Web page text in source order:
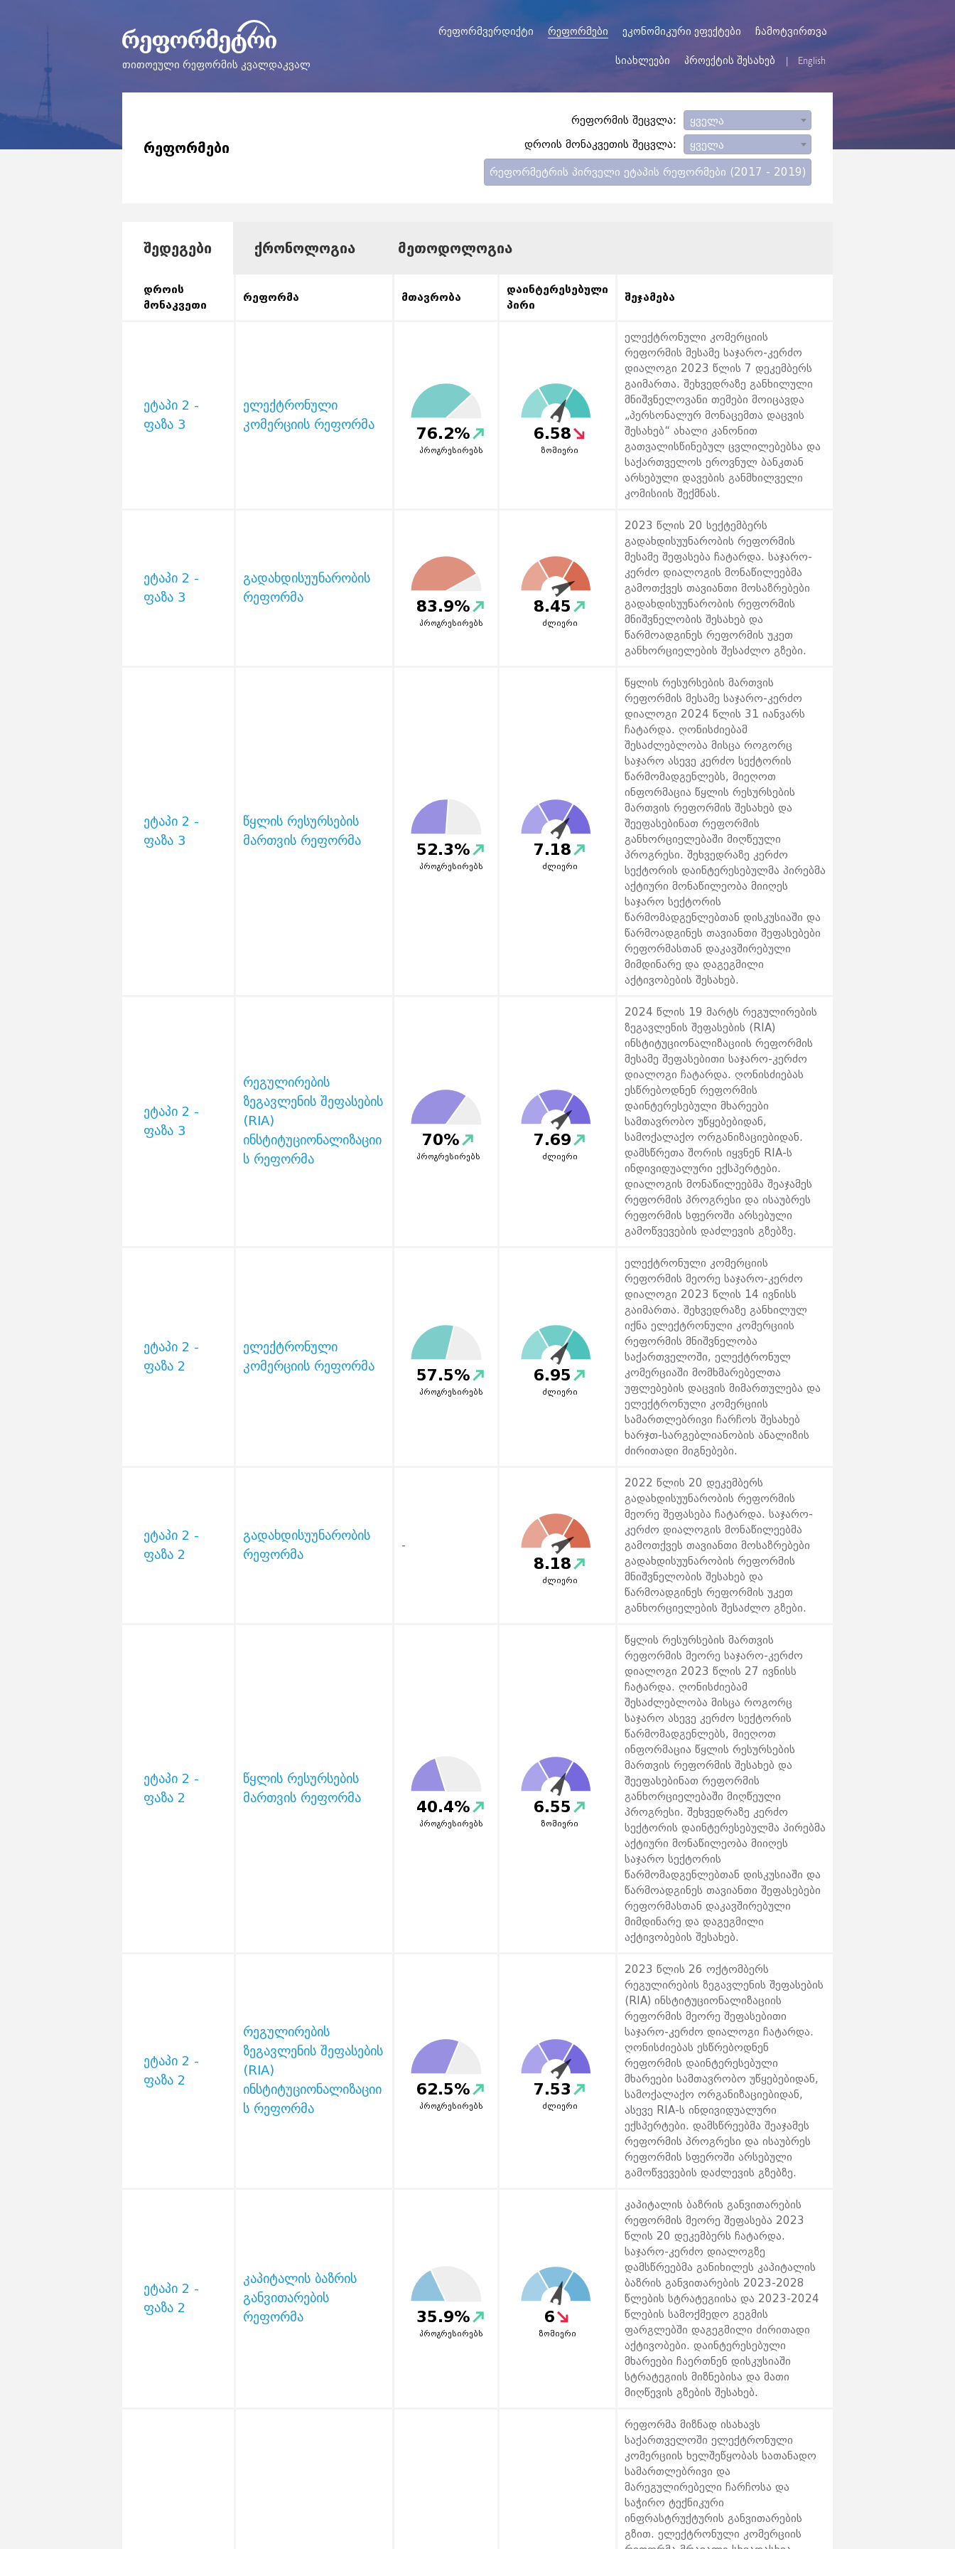
თითოეული რეფორმის კვალდაკვალ
რეფორმვერდიქტი რეფორმები ეკონომიკური ეფექტები ჩამოტვირთვა
სიახლეები პროექტის შესახებ English
ᲠᲔᲤᲝᲠᲛᲔᲑᲘ
რეფორმის შეცვლა:
ყველა
დროის მონაკვეთის შეცვლა:
ყველა
რეფორმეტრის პირველი ეტაპის რეფორმები (2017 - 2019)
ᲨᲔᲓᲔᲒᲔᲑᲘ ᲥᲠᲝᲜᲝᲚᲝᲒᲘᲐ ᲛᲔᲗᲝᲓᲝᲚᲝᲒᲘᲐ
დროის
მონაკვეთი
რეფორმა მთავრობა
დაინტერესებული
პირი
შეჯამება
ეტაპი 2 -
ფაზა 3
ელექტრონული
კომერციის რეფორმა
76.2%
პროგრესირებს
6.58
ზომიერი
ელექტრონული კომერციის
რეფორმის მესამე საჯარო-კერძო
დიალოგი 2023 წლის 7 დეკემბერს
გაიმართა. შეხვედრაზე განხილული
მნიშვნელოვანი თემები მოიცავდა
„პერსონალურ მონაცემთა დაცვის
შესახებ“ ახალი კანონით
გათვალისწინებულ ცვლილებებსა და
საქართველოს ეროვნულ ბანკთან
არსებული დავების განმხილველი
კომისიის შექმნას.
ეტაპი 2 -
ფაზა 3
გადახდისუუნარობის
რეფორმა
83.9%
პროგრესირებს
8.45
ძლიერი
2023 წლის 20 სექტემბერს
გადახდისუუნარობის რეფორმის
მესამე შეფასება ჩატარდა. საჯარო-
კერძო დიალოგის მონაწილეებმა
გამოთქვეს თავიანთი მოსაზრებები
გადახდისუუნარობის რეფორმის
მნიშვნელობის შესახებ და
წარმოადგინეს რეფორმის უკეთ
განხორციელების შესაძლო გზები.
ეტაპი 2 -
ფაზა 3
წყლის რესურსების
მართვის რეფორმა
52.3%
პროგრესირებს
7.18
ძლიერი
წყლის რესურსების მართვის
რეფორმის მესამე საჯარო-კერძო
დიალოგი 2024 წლის 31 იანვარს
ჩატარდა. ღონისძიებამ
შესაძლებლობა მისცა როგორც
საჯარო ასევე კერძო სექტორის
წარმომადგენლებს, მიეღოთ
ინფორმაცია წყლის რესურსების
მართვის რეფორმის შესახებ და
შეეფასებინათ რეფორმის
განხორციელებაში მიღწეული
პროგრესი. შეხვედრაზე კერძო
სექტორის დაინტერესებულმა პირებმა
აქტიური მონაწილეობა მიიღეს
საჯარო სექტორის
წარმომადგენლებთან დისკუსიაში და
წარმოადგინეს თავიანთი შეფასებები
რეფორმასთან დაკავშირებული
მიმდინარე და დაგეგმილი
აქტივობების შესახებ.
ეტაპი 2 -
ფაზა 3
რეგულირების
ზეგავლენის შეფასების
(RIA)
ინსტიტუციონალიზაციი
ს რეფორმა
70%
პროგრესირებს
7.69
ძლიერი
2024 წლის 19 მარტს რეგულირების
ზეგავლენის შეფასების (RIA)
ინსტიტუციონალიზაციის რეფორმის
მესამე შეფასებითი საჯარო-კერძო
დიალოგი ჩატარდა. ღონისძიებას
ესწრებოდნენ რეფორმის
დაინტერესებული მხარეები
სამთავრობო უწყებებიდან,
სამოქალაქო ორგანიზაციებიდან.
დამსწრეთა შორის იყვნენ RIA-ს
ინდივიდუალური ექსპერტები.
დიალოგის მონაწილეებმა შეაჯამეს
რეფორმის პროგრესი და ისაუბრეს
რეფორმის სფეროში არსებული
გამოწვევების დაძლევის გზებზე.
ეტაპი 2 -
ფაზა 2
ელექტრონული
კომერციის რეფორმა
57.5%
პროგრესირებს
6.95
ძლიერი
ელექტრონული კომერციის
რეფორმის მეორე საჯარო-კერძო
დიალოგი 2023 წლის 14 ივნისს
გაიმართა. შეხვედრაზე განხილულ
იქნა ელექტრონული კომერციის
რეფორმის მნიშვნელობა
საქართველოში, ელექტრონულ
კომერციაში მომხმარებელთა
უფლებების დაცვის მიმართულება და
ელექტრონული კომერციის
სამართლებრივი ჩარჩოს შესახებ
ხარჯთ-სარგებლიანობის ანალიზის
ძირითადი მიგნებები.
ეტაპი 2 -
ფაზა 2
გადახდისუუნარობის
რეფორმა
-
8.18
ძლიერი
2022 წლის 20 დეკემბერს
გადახდისუუნარობის რეფორმის
მეორე შეფასება ჩატარდა. საჯარო-
კერძო დიალოგის მონაწილეებმა
გამოთქვეს თავიანთი მოსაზრებები
გადახდისუუნარობის რეფორმის
მნიშვნელობის შესახებ და
წარმოადგინეს რეფორმის უკეთ
განხორციელების შესაძლო გზები.
ეტაპი 2 -
ფაზა 2
წყლის რესურსების
მართვის რეფორმა
40.4%
პროგრესირებს
6.55
ზომიერი
წყლის რესურსების მართვის
რეფორმის მეორე საჯარო-კერძო
დიალოგი 2023 წლის 27 ივნისს
ჩატარდა. ღონისძიებამ
შესაძლებლობა მისცა როგორც
საჯარო ასევე კერძო სექტორის
წარმომადგენლებს, მიეღოთ
ინფორმაცია წყლის რესურსების
მართვის რეფორმის შესახებ და
შეეფასებინათ რეფორმის
განხორციელებაში მიღწეული
პროგრესი. შეხვედრაზე კერძო
სექტორის დაინტერესებულმა პირებმა
აქტიური მონაწილეობა მიიღეს
საჯარო სექტორის
წარმომადგენლებთან დისკუსიაში და
წარმოადგინეს თავიანთი შეფასებები
რეფორმასთან დაკავშირებული
მიმდინარე და დაგეგმილი
აქტივობების შესახებ.
ეტაპი 2 -
ფაზა 2
რეგულირების
ზეგავლენის შეფასების
(RIA)
ინსტიტუციონალიზაციი
ს რეფორმა
62.5%
პროგრესირებს
7.53
ძლიერი
2023 წლის 26 ოქტომბერს
რეგულირების ზეგავლენის შეფასების
(RIA) ინსტიტუციონალიზაციის
რეფორმის მეორე შეფასებითი
საჯარო-კერძო დიალოგი ჩატარდა.
ღონისძიებას ესწრებოდნენ
რეფორმის დაინტერესებული
მხარეები სამთავრობო უწყებებიდან,
სამოქალაქო ორგანიზაციებიდან,
ასევე RIA-ს ინდივიდუალური
ექსპერტები. დამსწრეებმა შეაჯამეს
რეფორმის პროგრესი და ისაუბრეს
რეფორმის სფეროში არსებული
გამოწვევების დაძლევის გზებზე.
ეტაპი 2 -
ფაზა 2
კაპიტალის ბაზრის
განვითარების
რეფორმა
35.9%
პროგრესირებს
6
ზომიერი
კაპიტალის ბაზრის განვითარების
რეფორმის მეორე შეფასება 2023
წლის 20 დეკემბერს ჩატარდა.
საჯარო-კერძო დიალოგზე
დამსწრეებმა განიხილეს კაპიტალის
ბაზრის განვითარების 2023-2028
წლების სტრატეგიისა და 2023-2024
წლების სამოქმედო გეგმის
ფარგლებში დაგეგმილი ძირითადი
აქტივობები. დაინტერესებული
მხარეები ჩაერთნენ დისკუსიაში
სტრატეგიის მიზნებისა და მათი
მიღწევის გზების შესახებ.
რეფორმა მიზნად ისახავს
საქართველოში ელექტრონული
კომერციის ხელშეწყობას სათანადო
სამართლებრივი და
მარეგულირებელი ჩარჩოსა და
საჭირო ტექნიკური
ინფრასტრუქტურის განვითარების
გზით. ელექტრონული კომერციის